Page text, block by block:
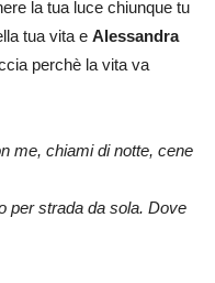
la tua luce chiunque tu
tua vita e Alessandra
perchè la vita va
me, chiami di notte, cene
per strada da sola. Dove